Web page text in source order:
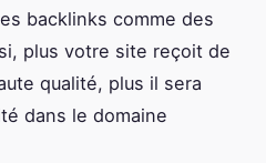
backlinks comme des
plus votre site reçoit de
qualité, plus il sera
dans le domaine